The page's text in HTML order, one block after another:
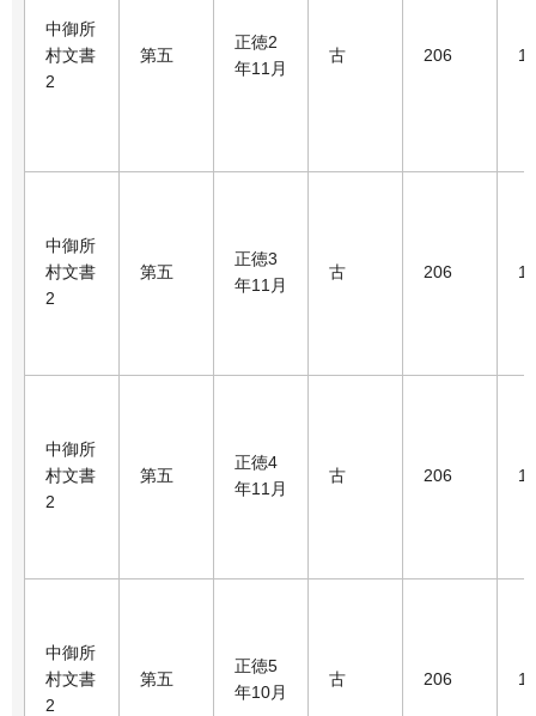
中御所
村文書
2
第五
正徳2
年11月
古 206 1
中御所
村文書
2
第五
正徳3
年11月
古 206 1
中御所
村文書
2
第五
正徳4
年11月
古 206 1
中御所
村文書
2
第五
正徳5
年10月
古 206 1